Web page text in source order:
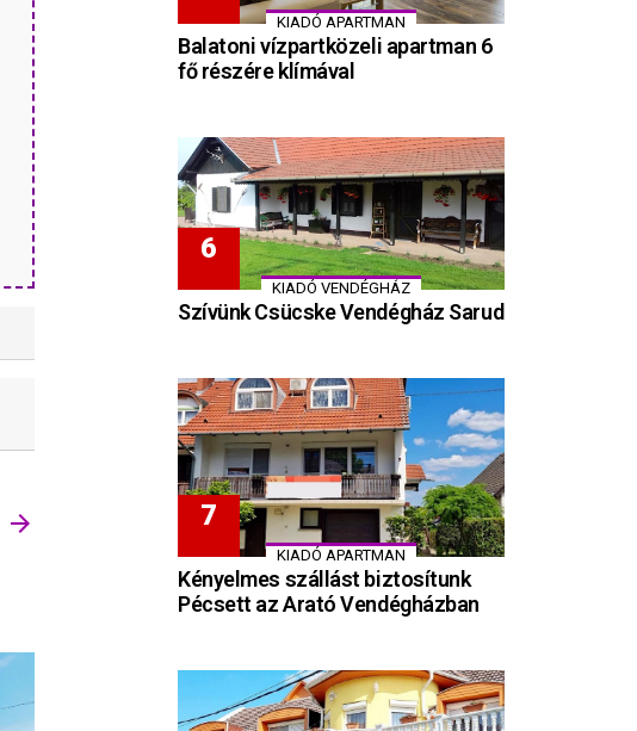
KIADÓ APARTMAN
Balatoni vízpartközeli apartman 6
fő részére klímával
KIADÓ VENDÉGHÁZ
Szívünk Csücske Vendégház Sarud
KIADÓ APARTMAN
Kényelmes szállást biztosítunk
Pécsett az Arató Vendégházban